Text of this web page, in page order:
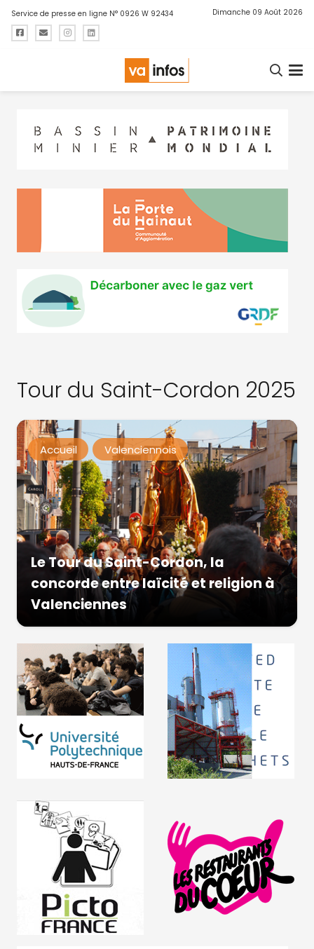
Service de presse en ligne N° 0926 W 92434 Dimanche 09 Août 2026
Tour du Saint-Cordon 2025
Accueil Valenciennois
Le Tour du Saint-Cordon, la
concorde entre laïcité et religion à
Valenciennes